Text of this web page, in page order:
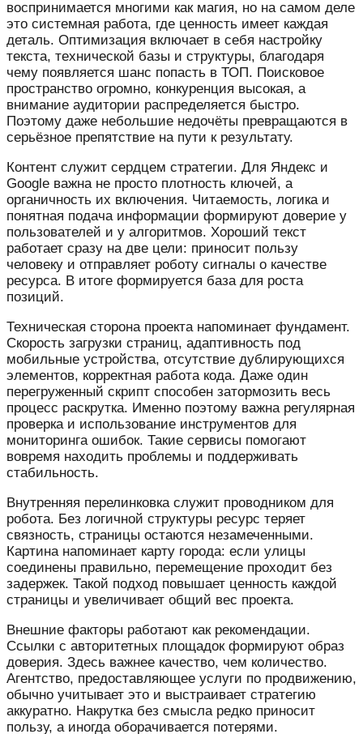
воспринимается многими как магия, но на самом деле
это системная работа, где ценность имеет каждая
деталь. Оптимизация включает в себя настройку
текста, технической базы и структуры, благодаря
чему появляется шанс попасть в ТОП. Поисковое
пространство огромно, конкуренция высокая, а
внимание аудитории распределяется быстро.
Поэтому даже небольшие недочёты превращаются в
серьёзное препятствие на пути к результату.
Контент служит сердцем стратегии. Для Яндекс и
Google важна не просто плотность ключей, а
органичность их включения. Читаемость, логика и
понятная подача информации формируют доверие у
пользователей и у алгоритмов. Хороший текст
работает сразу на две цели: приносит пользу
человеку и отправляет роботу сигналы о качестве
ресурса. В итоге формируется база для роста
позиций.
Техническая сторона проекта напоминает фундамент.
Скорость загрузки страниц, адаптивность под
мобильные устройства, отсутствие дублирующихся
элементов, корректная работа кода. Даже один
перегруженный скрипт способен затормозить весь
процесс раскрутка. Именно поэтому важна регулярная
проверка и использование инструментов для
мониторинга ошибок. Такие сервисы помогают
вовремя находить проблемы и поддерживать
стабильность.
Внутренняя перелинковка служит проводником для
робота. Без логичной структуры ресурс теряет
связность, страницы остаются незамеченными.
Картина напоминает карту города: если улицы
соединены правильно, перемещение проходит без
задержек. Такой подход повышает ценность каждой
страницы и увеличивает общий вес проекта.
Внешние факторы работают как рекомендации.
Ссылки с авторитетных площадок формируют образ
доверия. Здесь важнее качество, чем количество.
Агентство, предоставляющее услуги по продвижению,
обычно учитывает это и выстраивает стратегию
аккуратно. Накрутка без смысла редко приносит
пользу, а иногда оборачивается потерями.